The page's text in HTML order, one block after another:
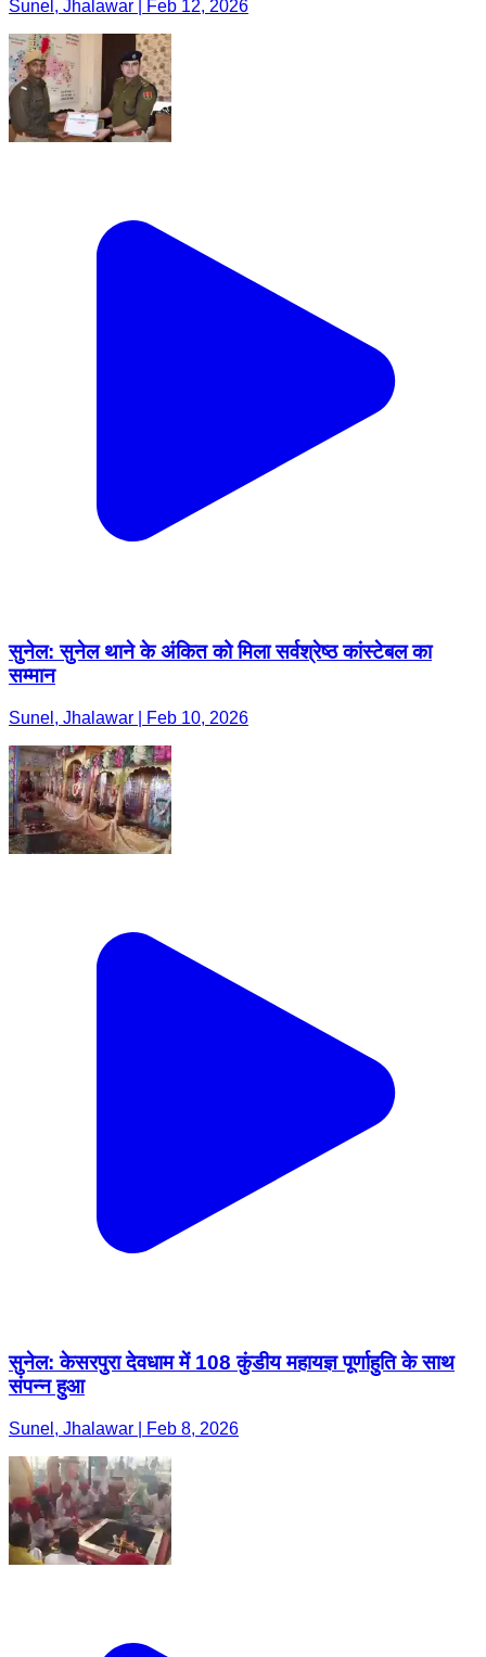
Sunel, Jhalawar | Feb 12, 2026
सुनेल: सुनेल थाने के अंकित को मिला सर्वश्रेष्ठ कांस्टेबल का
सम्मान
Sunel, Jhalawar | Feb 10, 2026
सुनेल: केसरपुरा देवधाम में 108 कुंडीय महायज्ञ पूर्णाहुति के साथ
संपन्न हुआ
Sunel, Jhalawar | Feb 8, 2026